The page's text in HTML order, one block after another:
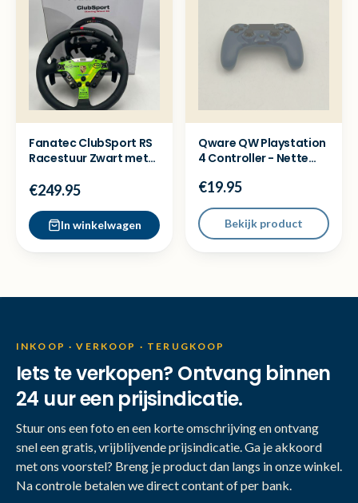
Fanatec ClubSport RS
Racestuur Zwart met
€249.95
In winkelwagen
Qware QW Playstation
4 Controller - Nette
€19.95
Bekijk product
INKOOP · VERKOOP · TERUGKOOP
Iets te verkopen? Ontvang binnen
24 uur een prijsindicatie.
Stuur ons een foto en een korte omschrijving en ontvang
snel een gratis, vrijblijvende prijsindicatie. Ga je akkoord
met ons voorstel? Breng je product dan langs in onze winkel.
Na controle betalen we direct contant of per bank.